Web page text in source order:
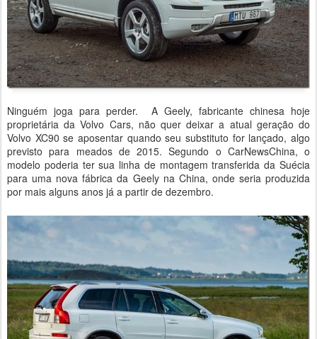
Ninguém joga para perder. A Geely, fabricante chinesa hoje
proprietária da Volvo Cars, não quer deixar a atual geração do
Volvo XC90 se aposentar quando seu substituto for lançado, algo
previsto para meados de 2015. Segundo o CarNewsChina, o
modelo poderia ter sua linha de montagem transferida da Suécia
para uma nova fábrica da Geely na China, onde seria produzida
por mais alguns anos já a partir de dezembro.